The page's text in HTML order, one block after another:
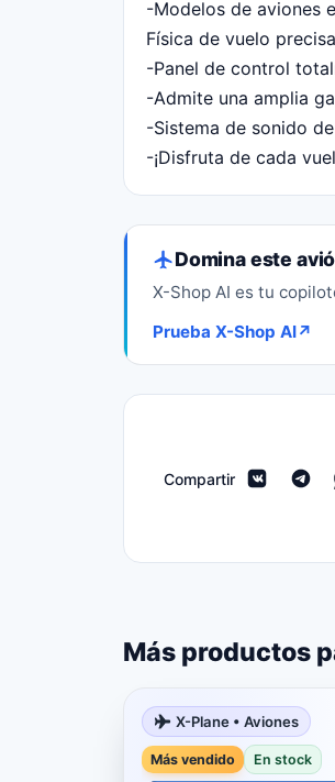
-Modelos de aviones
Física de vuelo
-Panel de control
-Admite una amplia
-Sistema de sonido
-¡Disfruta de cada
Domina este
X-Shop AI es tu
Prueba X-Shop AI↗
Compartir
Más productos
X-Plane • Aviones
Más vendido En stock